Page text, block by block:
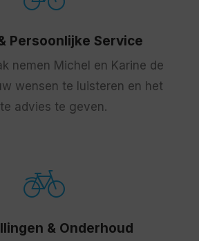
Persoonlijke Service
nemen Michel en Karine de
wensen te luisteren en het
advies te geven.
& Onderhoud